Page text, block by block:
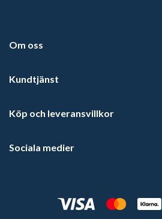
Om oss
Kundtjänst
Köp och leveransvillkor
Sociala medier